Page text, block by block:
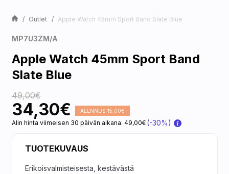
Outlet Apple Watch 45mm Sport Band Slate Blue
MP7U3ZM/A
Apple Watch 45mm Sport Band
Slate Blue
49,00€
34,30€ ALENNUS 15,00€
Alin hinta viimeisen 30 päivän aikana. 49,00€ (-30%)
TUOTEKUVAUS
Erikoisvalmisteisesta, kestävästä